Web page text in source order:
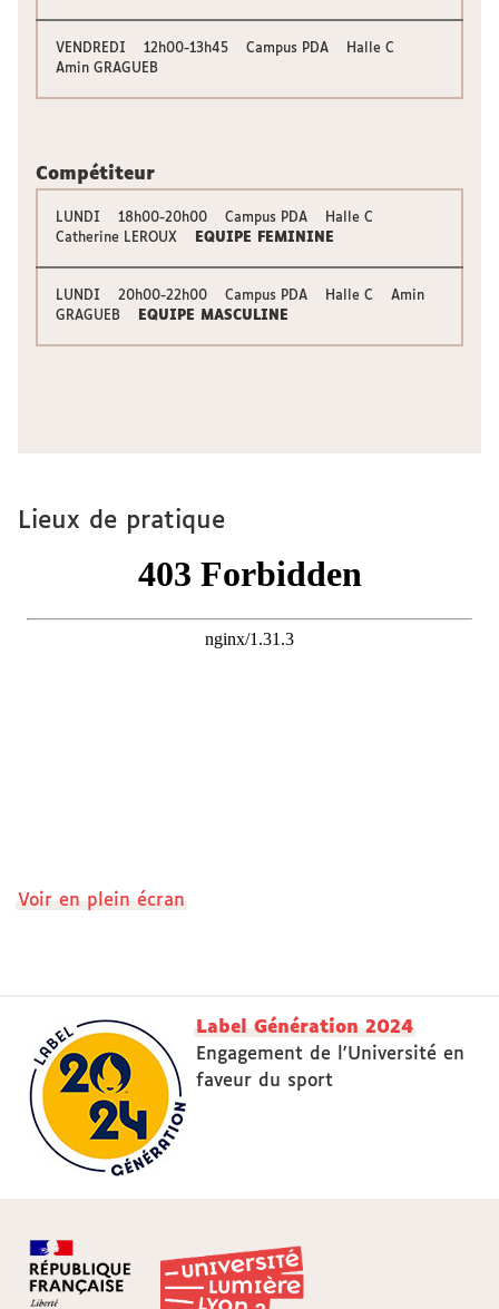
VENDREDI 12h00-13h45 Campus PDA Halle C
Amin GRAGUEB
Compétiteur
LUNDI 18h00-20h00 Campus PDA Halle C
Catherine LEROUX
EQUIPE FEMININE
LUNDI 20h00-22h00 Campus PDA Halle C Amin
GRAGUEB
EQUIPE MASCULINE
Lieux de pratique
Voir en plein écran
Label Génération 2024
Engagement de l'Université en
faveur du sport